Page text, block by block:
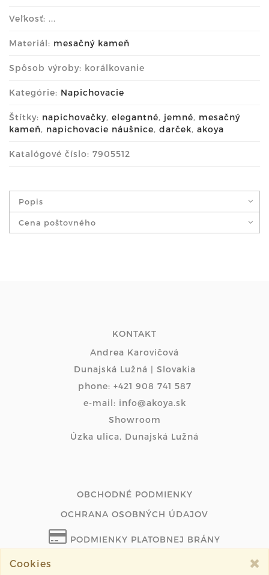
Veľkosť: ...
Materiál: mesačný kameň
Spôsob výroby: korálkovanie
Kategórie: Napichovacie
Štítky: napichovačky, elegantné, jemné, mesačný
kameň, napichovacie náušnice, darček, akoya
Katalógové číslo: 7905512
Popis
Cena poštovného
KONTAKT
Andrea Karovičová
Dunajská Lužná | Slovakia
phone: +421 908 741 587
e-mail: info@akoya.sk
Showroom
Úzka ulica, Dunajská Lužná
OBCHODNÉ PODMIENKY
OCHRANA OSOBNÝCH ÚDAJOV
PODMIENKY PLATOBNEJ BRÁNY
Cookies